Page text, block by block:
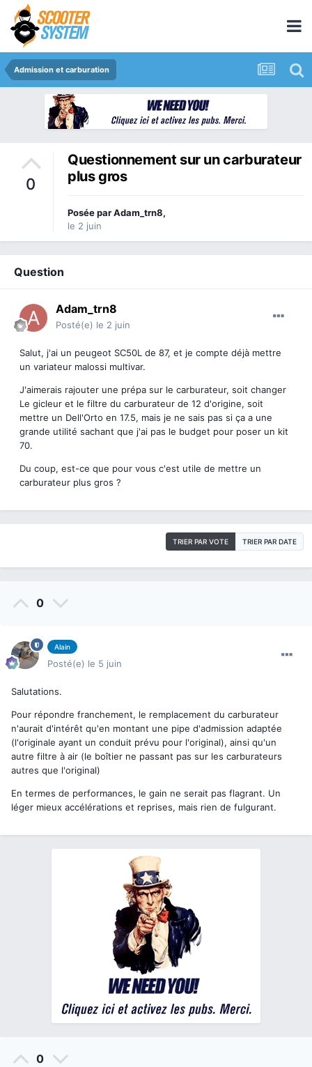
Admission et carburation
0
Questionnement sur un carburateur
plus gros
Posée parAdam_trn8,
le 2 juin
Question
Adam_trn8
Posté(e) le 2 juin
Salut, j'ai un peugeot SC50L de 87, et je compte déjà mettre
un variateur malossi multivar.
J'aimerais rajouter une prépa sur le carburateur, soit changer
Le gicleur et le filtre du carburateur de 12 d'origine, soit
mettre un Dell'Orto en 17.5, mais je ne sais pas si ça a une
grande utilité sachant que j'ai pas le budget pour poser un kit
70.
Du coup, est-ce que pour vous c'est utile de mettre un
carburateur plus gros ?
TRIER PAR VOTE TRIER PAR DATE
0
Alain
Posté(e) le 5 juin
Salutations.
Pour répondre franchement, le remplacement du carburateur
n'aurait d'intérêt qu'en montant une pipe d'admission adaptée
(l'originale ayant un conduit prévu pour l'original), ainsi qu'un
autre filtre à air (le boîtier ne passant pas sur les carburateurs
autres que l'original)
En termes de performances, le gain ne serait pas flagrant. Un
léger mieux accélérations et reprises, mais rien de fulgurant.
0